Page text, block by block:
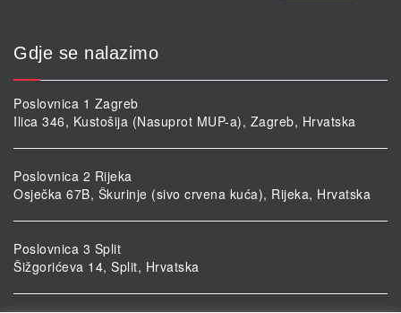
Gdje se nalazimo
Poslovnica 1 Zagreb
Ilica 346, Kustošija (Nasuprot MUP-a), Zagreb, Hrvatska
Poslovnica 2 Rijeka
Osječka 67B, Škurinje (sivo crvena kuća), Rijeka, Hrvatska
Poslovnica 3 Split
Šižgorićeva 14, Split, Hrvatska